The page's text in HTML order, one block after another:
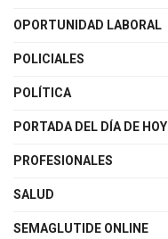
OPORTUNIDAD LABORAL
POLICIALES
POLÍTICA
PORTADA DEL DÍA DE HOY
PROFESIONALES
SALUD
SEMAGLUTIDE ONLINE